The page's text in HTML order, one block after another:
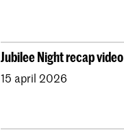
Jubilee Night recap video
15 april 2026